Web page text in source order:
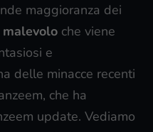
maggioranza dei
che viene
e
delle minacce recenti
che ha
update. Vediamo